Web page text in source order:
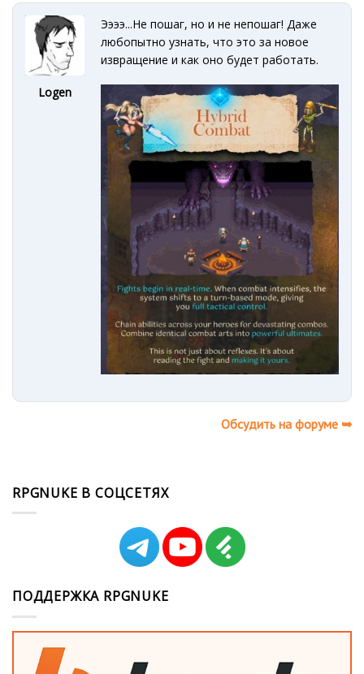
Logen
Ээээ...Не пошаг, но и не непошаг! Даже
любопытно узнать, что это за новое
извращение и как оно будет работать.
Обсудить на форуме ➥
RPGNUKE В СОЦСЕТЯХ
ПОДДЕРЖКА RPGNUKE